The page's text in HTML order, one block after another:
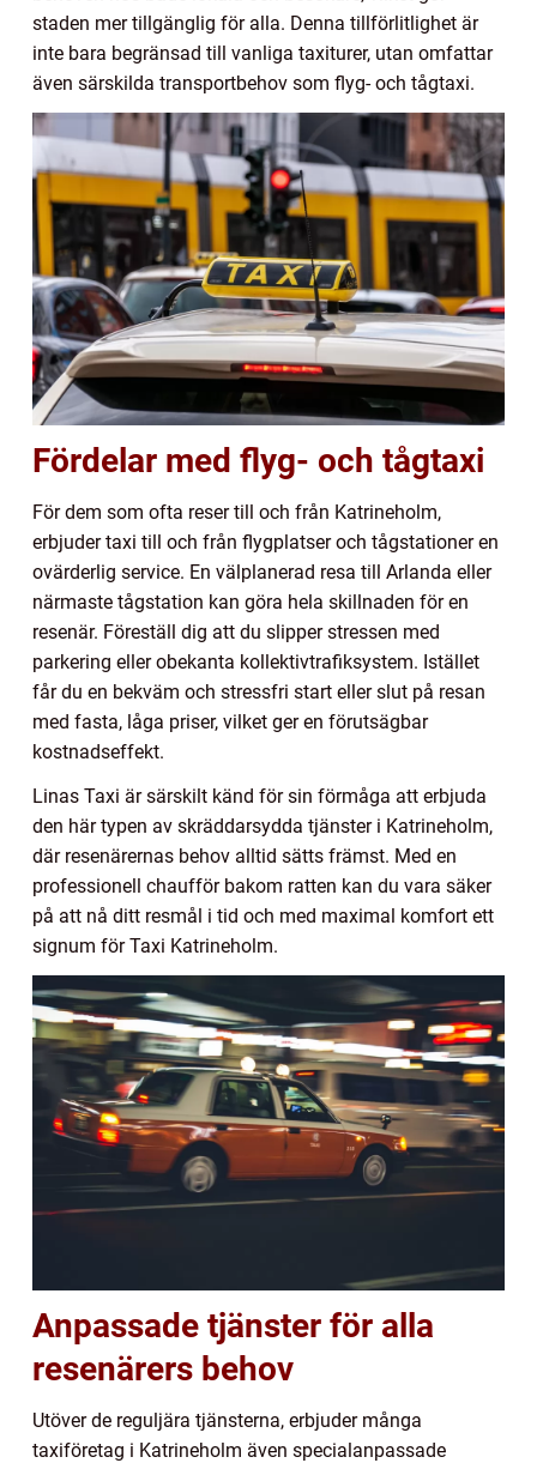
staden mer tillgänglig för alla. Denna tillförlitlighet är
inte bara begränsad till vanliga taxiturer, utan omfattar
även särskilda transportbehov som flyg- och tågtaxi.
Fördelar med flyg- och tågtaxi
För dem som ofta reser till och från Katrineholm,
erbjuder taxi till och från flygplatser och tågstationer en
ovärderlig service. En välplanerad resa till Arlanda eller
närmaste tågstation kan göra hela skillnaden för en
resenär. Föreställ dig att du slipper stressen med
parkering eller obekanta kollektivtrafiksystem. Istället
får du en bekväm och stressfri start eller slut på resan
med fasta, låga priser, vilket ger en förutsägbar
kostnadseffekt.
Linas Taxi är särskilt känd för sin förmåga att erbjuda
den här typen av skräddarsydda tjänster i Katrineholm,
där resenärernas behov alltid sätts främst. Med en
professionell chaufför bakom ratten kan du vara säker
på att nå ditt resmål i tid och med maximal komfort ett
signum för Taxi Katrineholm.
Anpassade tjänster för alla
resenärers behov
Utöver de reguljära tjänsterna, erbjuder många
taxiföretag i Katrineholm även specialanpassade